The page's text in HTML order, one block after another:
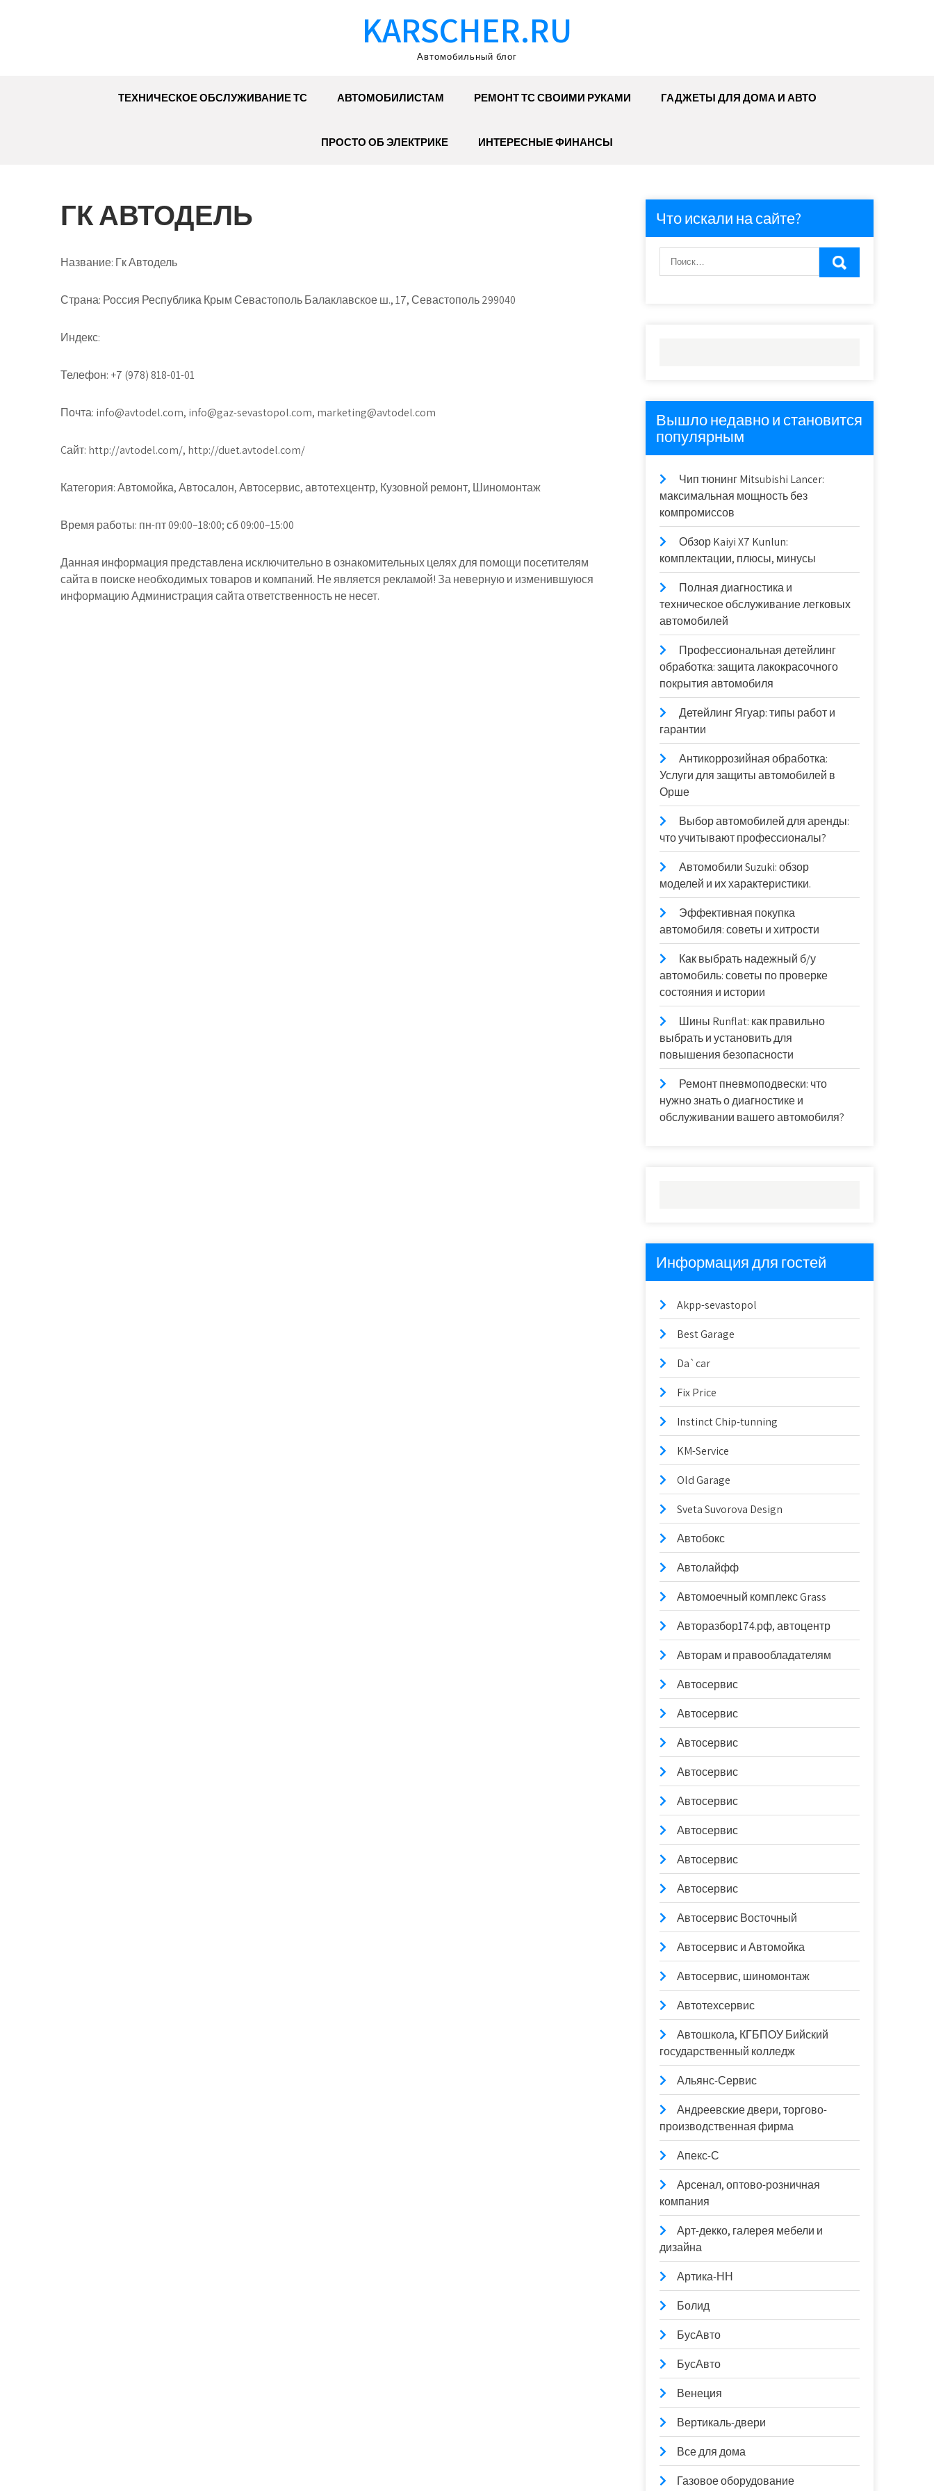
KARSCHER.RU
Автомобильный блог
ТЕХНИЧЕСКОЕ ОБСЛУЖИВАНИЕ ТС АВТОМОБИЛИСТАМ РЕМОНТ ТС СВОИМИ РУКАМИ ГАДЖЕТЫ ДЛЯ ДОМА И АВТО
ПРОСТО ОБ ЭЛЕКТРИКЕ ИНТЕРЕСНЫЕ ФИНАНСЫ
ГК АВТОДЕЛЬ
Название: Гк Автодель
Страна: Россия Республика Крым Севастополь Балаклавское ш., 17, Севастополь 299040
Индекс:
Телефон: +7 (978) 818-01-01
Почта: info@avtodel.com, info@gaz-sevastopol.com, marketing@avtodel.com
Cайт: http://avtodel.com/, http://duet.avtodel.com/
Категория:Автомойка, Автосалон, Автосервис, автотехцентр, Кузовной ремонт, Шиномонтаж
Время работы: пн-пт 09:00–18:00; сб 09:00–15:00
Данная информация представлена исключительно в ознакомительных целях для помощи посетителям
сайта в поиске необходимых товаров и компаний. Не является рекламой! За неверную и изменившуюся
информацию Администрация сайта ответственность не несет.
Что искали на сайте?
Вышло недавно и становится
популярным
Чип тюнинг Mitsubishi Lancer:
максимальная мощность без
компромиссов
Обзор Kaiyi X7 Kunlun:
комплектации, плюсы, минусы
Полная диагностика и
техническое обслуживание легковых
автомобилей
Профессиональная детейлинг
обработка: защита лакокрасочного
покрытия автомобиля
Детейлинг Ягуар: типы работ и
гарантии
Антикоррозийная обработка:
Услуги для защиты автомобилей в
Орше
Выбор автомобилей для аренды:
что учитывают профессионалы?
Автомобили Suzuki: обзор
моделей и их характеристики.
Эффективная покупка
автомобиля: советы и хитрости
Как выбрать надежный б/у
автомобиль: советы по проверке
состояния и истории
Шины Runflat: как правильно
выбрать и установить для
повышения безопасности
Ремонт пневмоподвески: что
нужно знать о диагностике и
обслуживании вашего автомобиля?
Информация для гостей
Akpp-sevastopol
Best Garage
Da`car
Fix Price
Instinct Chip-tunning
KM-Service
Old Garage
Sveta Suvorova Design
Автобокс
Автолайфф
Автомоечный комплекс Grass
Авторазбор174.рф, автоцентр
Авторам и правообладателям
Автосервис
Автосервис
Автосервис
Автосервис
Автосервис
Автосервис
Автосервис
Автосервис
Автосервис Восточный
Автосервис и Автомойка
Автосервис, шиномонтаж
Автотехсервис
Автошкола, КГБПОУ Бийский
государственный колледж
Альянс-Сервис
Андреевские двери, торгово-
производственная фирма
Апекс-С
Арсенал, оптово-розничная
компания
Арт-декко, галерея мебели и
дизайна
Артика-НН
Болид
БусАвто
БусАвто
Венеция
Вертикаль-двери
Все для дома
Газовое оборудование